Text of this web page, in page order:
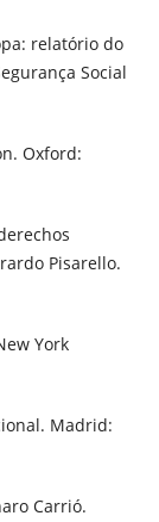
relatório do
Social
Oxford:
Pisarello.
York
Madrid:
Carrió.